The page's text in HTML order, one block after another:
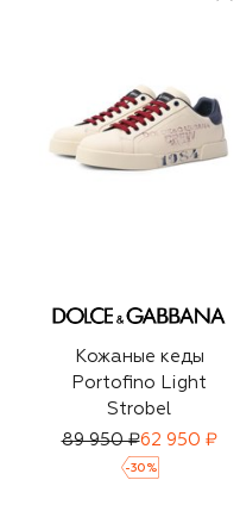
Кожаные кеды
Portofino Light
Strobel
89 950 ₽62 950 ₽
-30 %